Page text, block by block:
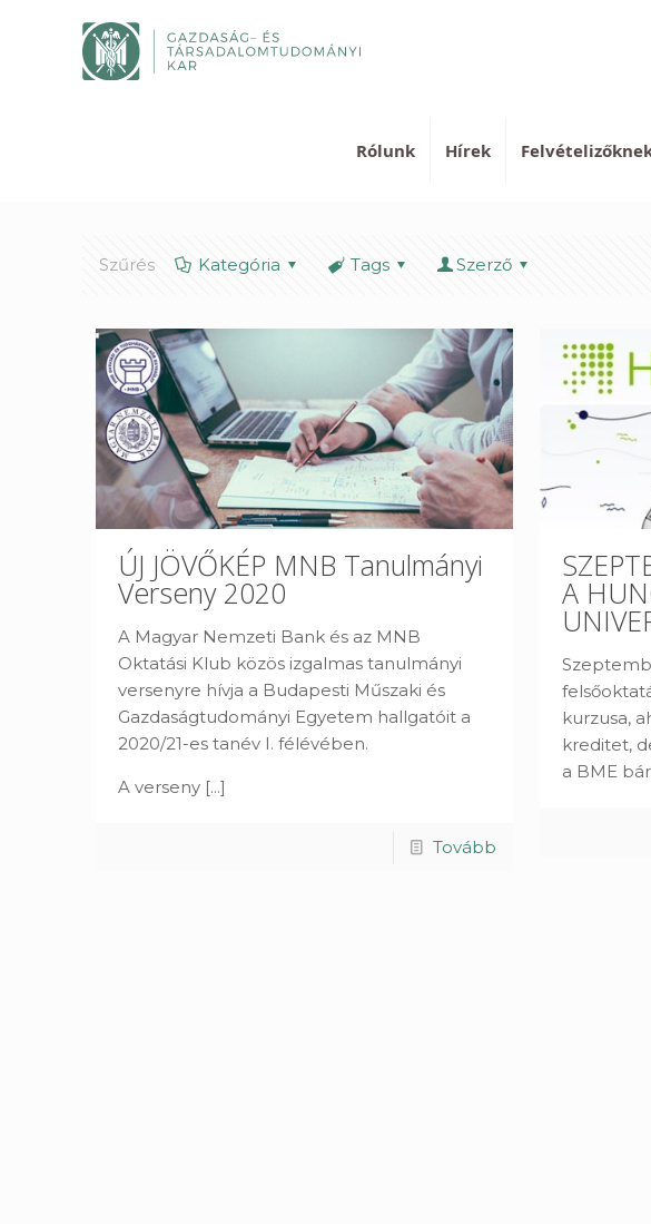
Rólunk Hírek
Szűrés Kategória Tags Szerző
ÚJ JÖVŐKÉP MNB Tanulmányi
Verseny 2020
A Magyar Nemzeti Bank és az MNB
Oktatási Klub közös izgalmas tanulmányi
versenyre hívja a Budapesti Műszaki és
Gazdaságtudományi Egyetem hallgatóit a
2020/21-es tanév I. félévében.
A verseny [...]
Tovább
A
kurzusa,
kreditet,
a BME